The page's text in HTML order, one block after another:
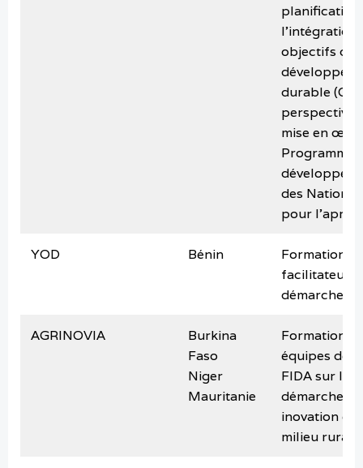
planification
l’intégration
objectifs de
durable
perspective
mise en
Programme
des Nations
pour l’après
YOD Bénin
Formation
facilitateurs
démarche
AGRINOVIA
Burkina
Faso
Niger
Mauritanie
Formation
équipes de
FIDA sur la
démarche
inovation en
milieu rural